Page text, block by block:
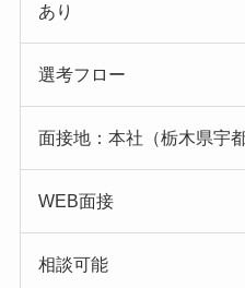
あり
選考フロー
面接地：本社（栃木県宇
WEB面接
相談可能